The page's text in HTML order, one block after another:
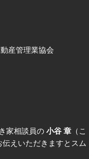
産管理業協会
家相談員の 小谷 章 （こ
えいただきますとスム